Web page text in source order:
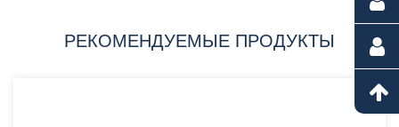
РЕКОМЕНДУЕМЫЕ ПРОДУКТЫ